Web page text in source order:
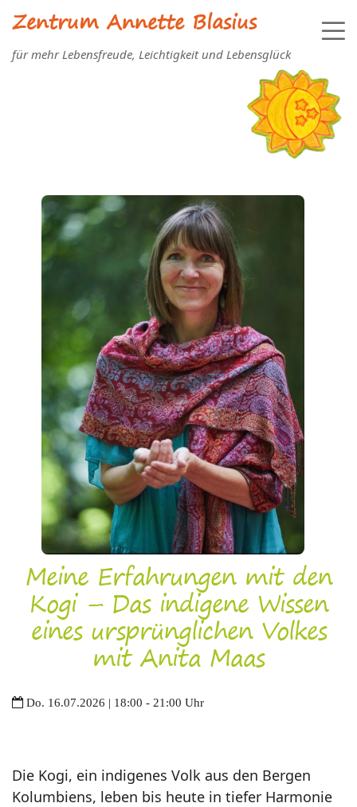
Zentrum Annette Blasius
für mehr Lebensfreude, Leichtigkeit und Lebensglück
Meine Erfahrungen mit den
Kogi – Das indigene Wissen
eines ursprünglichen Volkes
mit Anita Maas
Do. 16.07.2026 | 18:00 - 21:00 Uhr
Die Kogi, ein indigenes Volk aus den Bergen
Kolumbiens, leben bis heute in tiefer Harmonie